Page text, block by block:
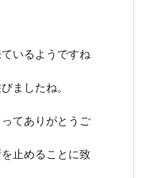
いるようですね
ましたね。
てありがとうご
止めることに致